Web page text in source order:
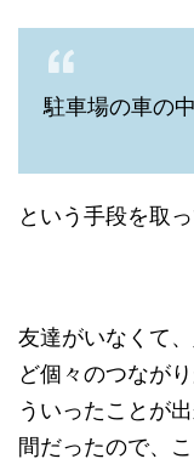
駐車場の車の
という手段を取
友達がいなくて
ど個々のつなが
ういったことが
間だったので、